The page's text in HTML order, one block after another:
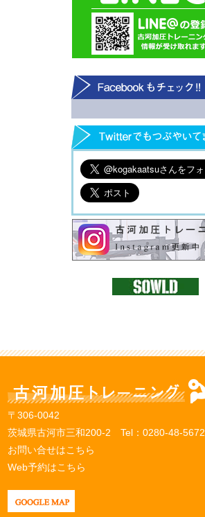
〒306-0042
茨城県古河市三和200-2 Tel：0280-48-5672
お問い合せはこちら
Web予約はこちら